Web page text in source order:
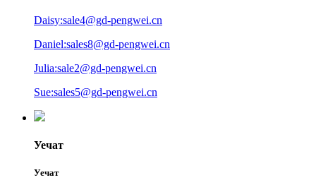
Daisy:sale4@gd-pengwei.cn
Daniel:sales8@gd-pengwei.cn
Julia:sale2@gd-pengwei.cn
Sue:sales5@gd-pengwei.cn
Уечат
Уечат